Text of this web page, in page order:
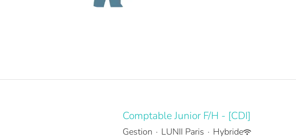
Comptable Junior F/H - [CDI]
Gestion · LUNII Paris · Hybride